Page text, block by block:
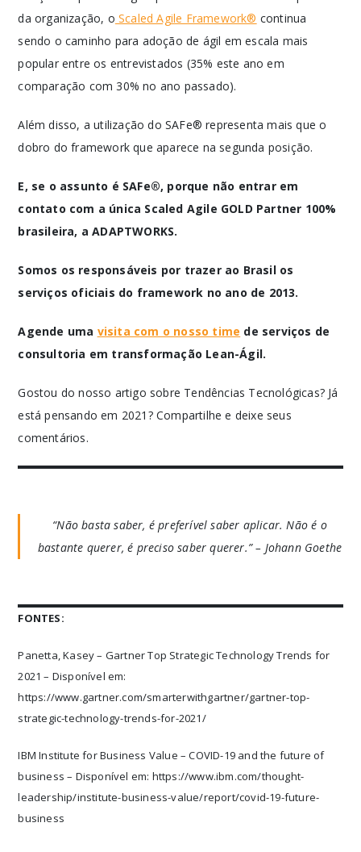
da organização, o Scaled Agile Framework® continua
sendo o caminho para adoção de ágil em escala mais
popular entre os entrevistados (35% este ano em
comparação com 30% no ano passado).
Além disso, a utilização do SAFe® representa mais que o
dobro do framework que aparece na segunda posição.
E, se o assunto é SAFe®, porque não entrar em
contato com a única Scaled Agile GOLD Partner 100%
brasileira, a ADAPTWORKS.
Somos os responsáveis por trazer ao Brasil os
serviços oficiais do framework no ano de 2013.
Agende uma visita com o nosso time de serviços de
consultoria em transformação Lean-Ágil.
Gostou do nosso artigo sobre Tendências Tecnológicas? Já
está pensando em 2021? Compartilhe e deixe seus
comentários.
“Não basta saber, é preferível saber aplicar. Não é o
bastante querer, é preciso saber querer.” – Johann Goethe
FONTES:
Panetta, Kasey – Gartner Top Strategic Technology Trends for
2021 – Disponível em:
https://www.gartner.com/smarterwithgartner/gartner-top-
strategic-technology-trends-for-2021/
IBM Institute for Business Value – COVID-19 and the future of
business – Disponível em: https://www.ibm.com/thought-
leadership/institute-business-value/report/covid-19-future-
business